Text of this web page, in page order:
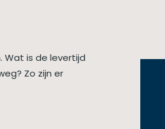
Wat is de levertijd
Zo zijn er